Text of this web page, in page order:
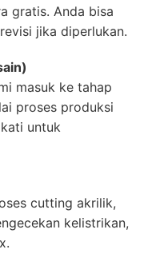
gratis. Anda bisa
jika diperlukan.
masuk ke tahap
proses produksi
untuk
cutting akrilik,
kelistrikan,